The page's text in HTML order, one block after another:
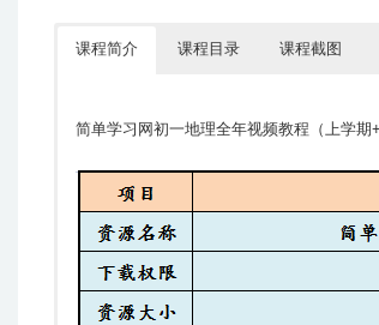
课程简介 课程目录 课程截图
简单学习网初一地理全年视频教程（上学期+